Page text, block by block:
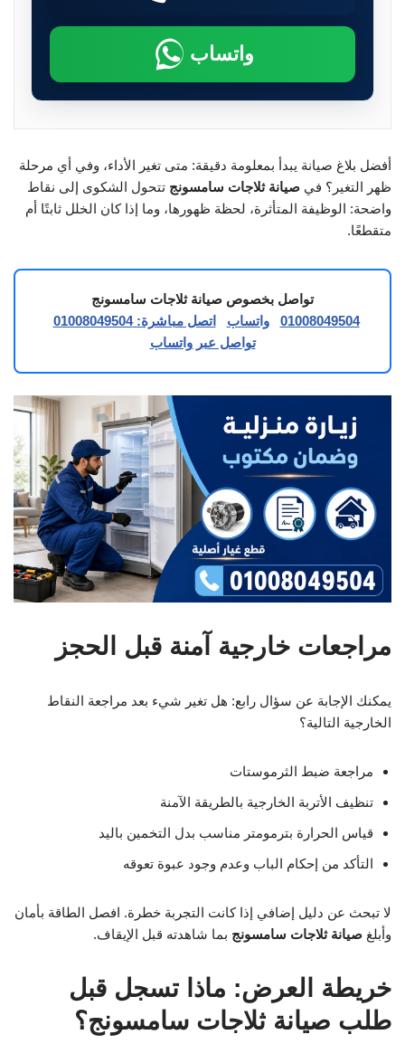
واتساب
أفضل بلاغ صيانة يبدأ بمعلومة دقيقة: متى تغير الأداء، وفي أي مرحلة
ظهر التغير؟ في صيانة ثلاجات سامسونج تتحول الشكوى إلى نقاط
واضحة: الوظيفة المتأثرة، لحظة ظهورها، وما إذا كان الخلل ثابتًا أم
متقطعًا.
تواصل بخصوص صيانة ثلاجات سامسونج
01008049504
واتساب
اتصل مباشرة: 01008049504
تواصل عبر واتساب
مراجعات خارجية آمنة قبل الحجز
يمكنك الإجابة عن سؤال رابع: هل تغير شيء بعد مراجعة النقاط
الخارجية التالية؟
مراجعة ضبط الثرموستات
تنظيف الأتربة الخارجية بالطريقة الآمنة
قياس الحرارة بترمومتر مناسب بدل التخمين باليد
التأكد من إحكام الباب وعدم وجود عبوة تعوقه
لا تبحث عن دليل إضافي إذا كانت التجربة خطرة. افصل الطاقة بأمان
وأبلغ صيانة ثلاجات سامسونج بما شاهدته قبل الإيقاف.
خريطة العرض: ماذا تسجل قبل
طلب صيانة ثلاجات سامسونج؟